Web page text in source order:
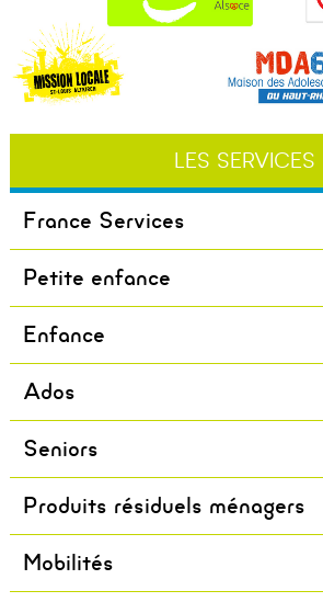
LES SERVICES
France Services
Petite enfance
Enfance
Ados
Seniors
Produits résiduels ménagers
Mobilités